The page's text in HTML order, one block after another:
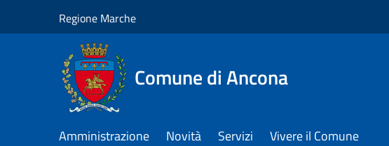
Regione Marche
Comune di Ancona
Amministrazione Novità Servizi Vivere il Comune